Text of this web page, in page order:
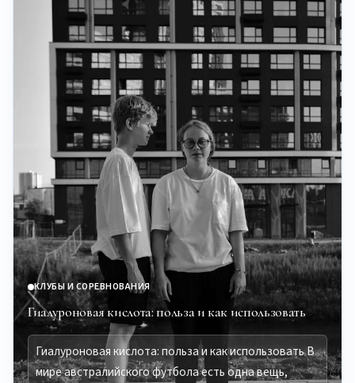
КЛУБЫ И СОРЕВНОВАНИЯ
Гиалуроновая кислота: польза и как использовать
Гиалуроновая кислота: польза и как использовать В
мире австралийского футбола есть одна вещь,